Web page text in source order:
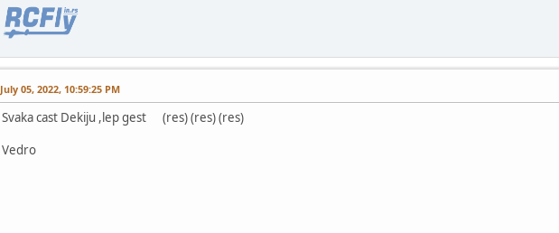
July 05, 2022, 10:59:25 PM
Svaka cast Dekiju ,lep gest (res) (res) (res)
Vedro